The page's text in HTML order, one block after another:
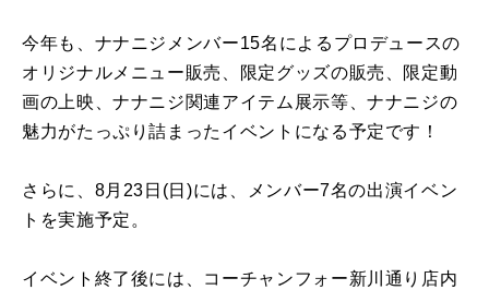
今年も、ナナニジメンバー15名によるプロデュースの
オリジナルメニュー販売、限定グッズの販売、限定動
画の上映、ナナニジ関連アイテム展示等、ナナニジの
魅力がたっぷり詰まったイベントになる予定です！
さらに、 8月 23 日 (日)には、メンバー7名の出演イベン
トを実施予定。
イベント終了後には、コーチャンフォー新川通り店内